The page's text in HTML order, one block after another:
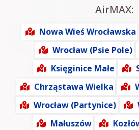
AirMAX:
Nowa Wieś Wrocławska
Wrocław (Psie Pole)
Księginice Małe
Chrząstawa Wielka
Wrocław (Partynice)
Małuszów